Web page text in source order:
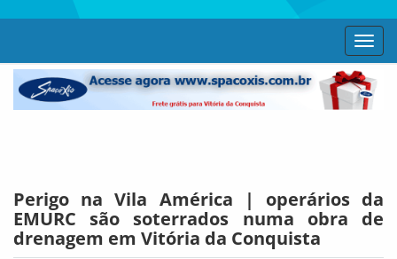
Perigo na Vila América | operários da
EMURC são soterrados numa obra de
drenagem em Vitória da Conquista